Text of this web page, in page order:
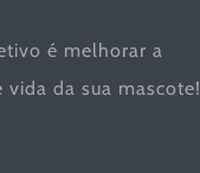
é melhorar a
vida da sua mascote!